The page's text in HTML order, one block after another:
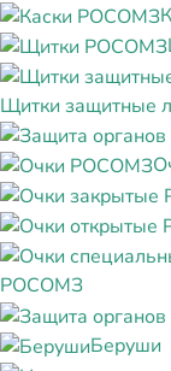
Щитки защитные
РОСОМЗ
Беруши